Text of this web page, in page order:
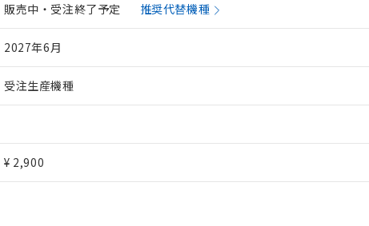
販売中・受注終了予定 推奨代替機種
2027年6月
受注生産機種
¥ 2,900